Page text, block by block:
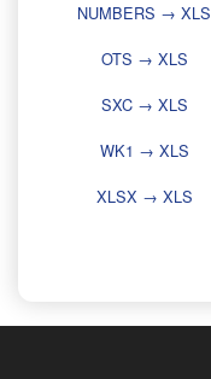
NUMBERS → XLS
OTS → XLS
SXC → XLS
WK1 → XLS
XLSX → XLS